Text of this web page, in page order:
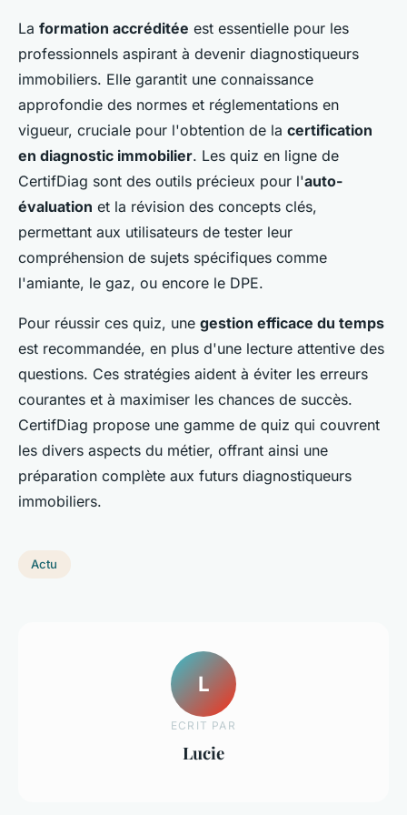
La formation accréditée est essentielle pour les
professionnels aspirant à devenir diagnostiqueurs
immobiliers. Elle garantit une connaissance
approfondie des normes et réglementations en
vigueur, cruciale pour l'obtention de la certification
en diagnostic immobilier. Les quiz en ligne de
CertifDiag sont des outils précieux pour l'auto-
évaluation et la révision des concepts clés,
permettant aux utilisateurs de tester leur
compréhension de sujets spécifiques comme
l'amiante, le gaz, ou encore le DPE.
Pour réussir ces quiz, une gestion efficace du temps
est recommandée, en plus d'une lecture attentive des
questions. Ces stratégies aident à éviter les erreurs
courantes et à maximiser les chances de succès.
CertifDiag propose une gamme de quiz qui couvrent
les divers aspects du métier, offrant ainsi une
préparation complète aux futurs diagnostiqueurs
immobiliers.
Actu
L
ECRIT PAR
Lucie